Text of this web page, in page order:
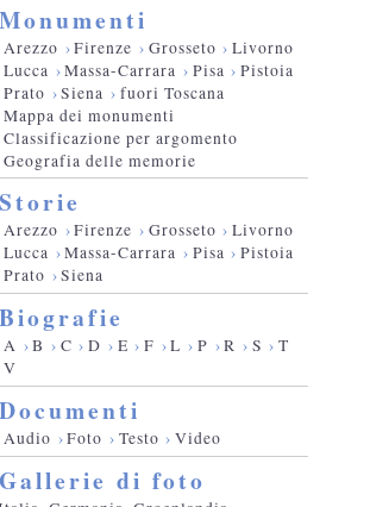
Monumenti
Arezzo ›Firenze › Grosseto › Livorno
Lucca ›Massa-Carrara › Pisa › Pistoia
Prato ›Siena › fuori Toscana
Mappa dei monumenti
Classificazione per argomento
Geografia delle memorie
Storie
Arezzo ›Firenze › Grosseto › Livorno
Lucca ›Massa-Carrara › Pisa › Pistoia
Prato ›Siena
Biografie
A ›B › C › D › E › F ›L › P ›R › S › T
V
Documenti
Audio ›Foto › Testo › Video
Gallerie di foto